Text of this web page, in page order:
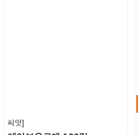
씨앗]